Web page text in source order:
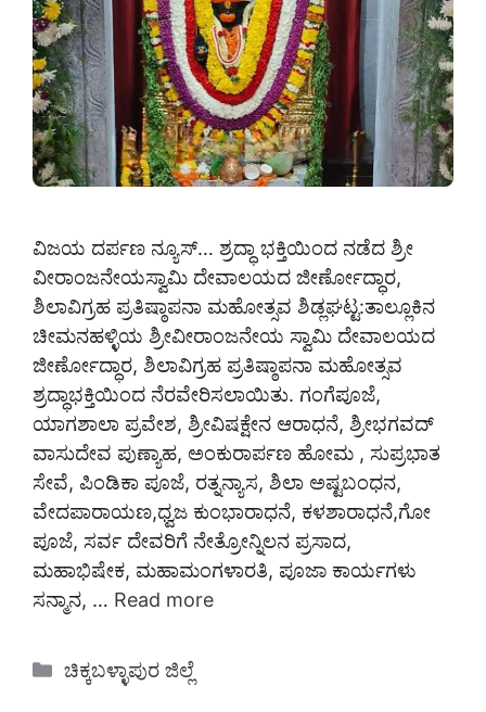
ವಿಜಯ ದರ್ಪಣ ನ್ಯೂಸ್… ಶ್ರದ್ಧಾ ಭಕ್ತಿಯಿಂದ ನಡೆದ ಶ್ರೀ
ವೀರಾಂಜನೇಯಸ್ವಾಮಿ ದೇವಾಲಯದ ಜೀರ್ಣೋದ್ಧಾರ,
ಶಿಲಾವಿಗ್ರಹ ಪ್ರತಿಷ್ಠಾಪನಾ ಮಹೋತ್ಸವ ಶಿಡ್ಲಘಟ್ಟ:ತಾಲ್ಲೂಕಿನ
ಚೀಮನಹಳ್ಳಿಯ ಶ್ರೀವೀರಾಂಜನೇಯ ಸ್ವಾಮಿ ದೇವಾಲಯದ
ಜೀರ್ಣೋದ್ಧಾರ, ಶಿಲಾವಿಗ್ರಹ ಪ್ರತಿಷ್ಠಾಪನಾ ಮಹೋತ್ಸವ
ಶ್ರದ್ಧಾಭಕ್ತಿಯಿಂದ ನೆರವೇರಿಸಲಾಯಿತು. ಗಂಗೆಪೂಜೆ,
ಯಾಗಶಾಲಾ ಪ್ರವೇಶ, ಶ್ರೀವಿಷಕ್ಷೇನ ಆರಾಧನೆ, ಶ್ರೀಭಗವದ್
ವಾಸುದೇವ ಪುಣ್ಯಾಹ, ಅಂಕುರಾರ್ಪಣ ಹೋಮ , ಸುಪ್ರಭಾತ
ಸೇವೆ, ಪಿಂಡಿಕಾ ಪೂಜೆ, ರತ್ನನ್ಯಾಸ, ಶಿಲಾ ಅಷ್ಟಬಂಧನ,
ವೇದಪಾರಾಯಣ,ಧ್ವಜ ಕುಂಭಾರಾಧನೆ, ಕಳಶಾರಾಧನೆ,ಗೋ
ಪೂಜೆ, ಸರ್ವ ದೇವರಿಗೆ ನೇತ್ರೋನ್ನಿಲನ ಪ್ರಸಾದ,
ಮಹಾಭಿಷೇಕ, ಮಹಾಮಂಗಳಾರತಿ, ಪೂಜಾ ಕಾರ್ಯಗಳು
ಸನ್ಮಾನ, … Read more
Categories
ಚಿಕ್ಕಬಳ್ಳಾಪುರ ಜಿಲ್ಲೆ